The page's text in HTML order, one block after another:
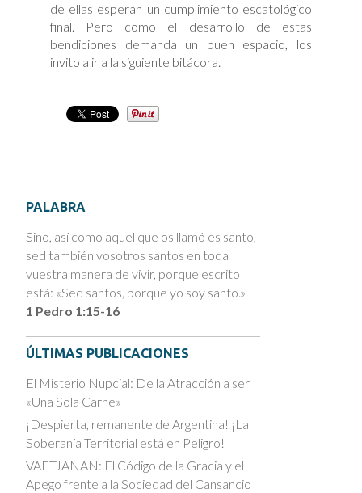
de ellas esperan un cumplimiento escatológico
final. Pero como el desarrollo de estas
bendiciones demanda un buen espacio, los
invito a ir a la siguiente bitácora.
PALABRA
Sino, así como aquel que os llamó es santo,
sed también vosotros santos en toda
vuestra manera de vivir, porque escrito
está: «Sed santos, porque yo soy santo.»
1 Pedro 1:15-16
ÚLTIMAS PUBLICACIONES
El Misterio Nupcial: De la Atracción a ser
«Una Sola Carne»
¡Despierta, remanente de Argentina! ¡La
Soberanía Territorial está en Peligro!
VAETJANAN: El Código de la Gracia y el
Apego frente a la Sociedad del Cansancio